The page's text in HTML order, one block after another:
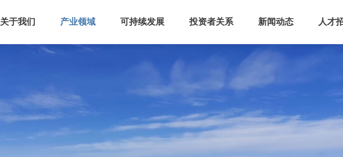
关于我们 产业领域 可持续发展 投资者关系 新闻动态 人才